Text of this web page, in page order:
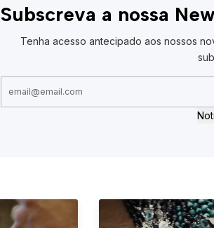
Subscreva a nossa
Tenha acesso antecipado aos nossos